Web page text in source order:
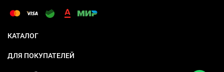
КАТАЛОГ
ДЛЯ ПОКУПАТЕЛЕЙ